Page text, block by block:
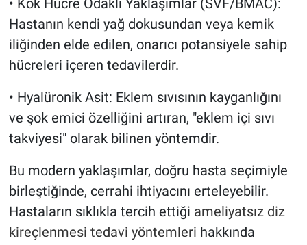
Hastanın kendi yağ dokusundan veya kemik
iliğinden elde edilen, onarıcı potansiyele sahip
hücreleri içeren tedavilerdir.
• Hyalüronik Asit: Eklem sıvısının kayganlığını
ve şok emici özelliğini artıran, "eklem içi sıvı
takviyesi" olarak bilinen yöntemdir.
Bu modern yaklaşımlar, doğru hasta seçimiyle
birleştiğinde, cerrahi ihtiyacını erteleyebilir.
Hastaların sıklıkla tercih ettiği ameliyatsız diz
kireçlenmesi tedavi yöntemleri hakkında